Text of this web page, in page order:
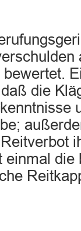
die
einmal